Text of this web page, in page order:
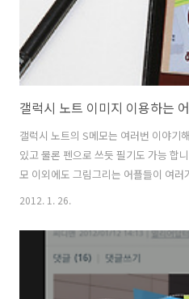
갤럭시 노트 이미지 이용하는
갤럭시 노트의 S메모는 여러번 이야기
있고 물론 펜으로 쓰듯 필기도 가능 합
모 이외에도 그림그리는 어플들이 여
게 꾸민 이미지를 다시 캡쳐해서 S메
물론 활용하기 나름입니다. 제가 사용
래쪽에 꽂히도록 되어 있어서 필요할
과 편의점에 갔을 때 우유를 사진을 한
2012. 1. 26.